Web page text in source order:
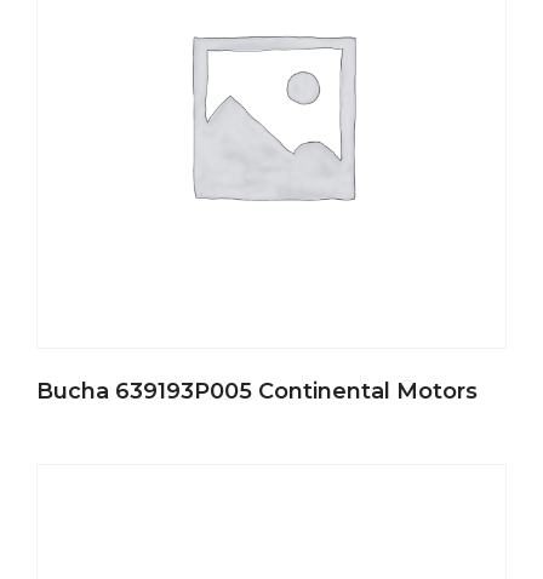
Bucha 639193P005 Continental Motors